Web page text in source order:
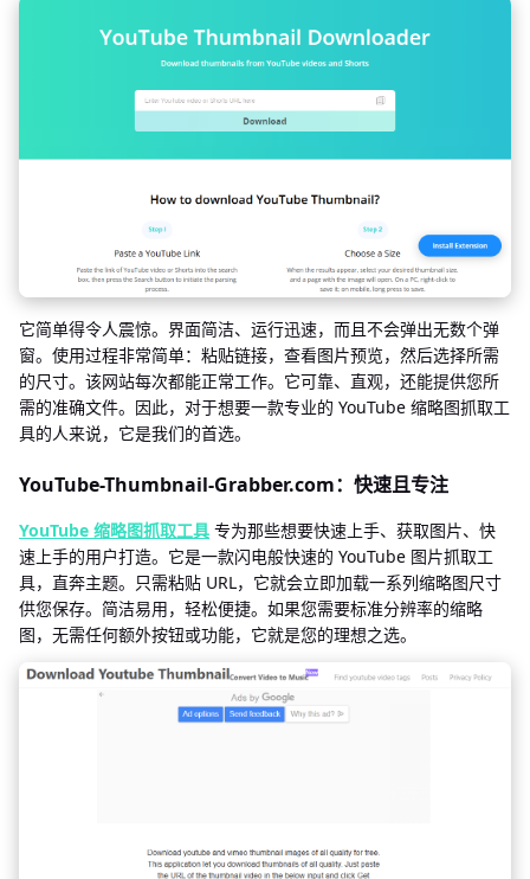
它简单得令人震惊。界面简洁、运行迅速，而且不会弹出无数个弹
窗。使用过程非常简单：粘贴链接，查看图片预览，然后选择所需
的尺寸。该网站每次都能正常工作。它可靠、直观，还能提供您所
需的准确文件。因此，对于想要一款专业的 YouTube 缩略图抓取工
具的人来说，它是我们的首选。
YouTube-Thumbnail-Grabber.com：快速且专注
YouTube 缩略图抓取工具 专为那些想要快速上手、获取图片、快
速上手的用户打造。它是一款闪电般快速的 YouTube 图片抓取工
具，直奔主题。只需粘贴 URL，它就会立即加载一系列缩略图尺寸
供您保存。简洁易用，轻松便捷。如果您需要标准分辨率的缩略
图，无需任何额外按钮或功能，它就是您的理想之选。